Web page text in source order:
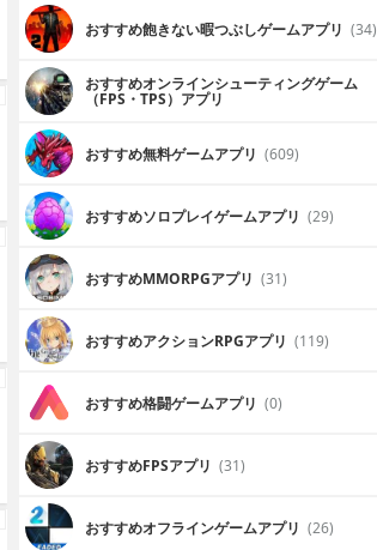
おすすめ飽きない暇つぶしゲームアプリ (34)
おすすめオンラインシューティングゲーム
（FPS・TPS）アプリ
おすすめ無料ゲームアプリ (609)
おすすめソロプレイゲームアプリ (29)
おすすめ MMORPGアプリ (31)
おすすめアクションRPGアプリ (119)
おすすめ格闘ゲームアプリ (0)
おすすめFPSアプリ (31)
おすすめオフラインゲームアプリ (26)